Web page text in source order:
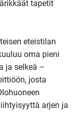
tapetit
eteistilan
oma pieni
ja selkeä –
josta
arjen ja